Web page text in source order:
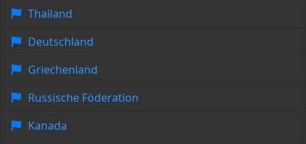
Thailand
Deutschland
Griechenland
Russische Föderation
Kanada